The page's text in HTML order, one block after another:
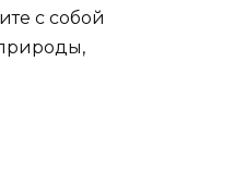
с собой